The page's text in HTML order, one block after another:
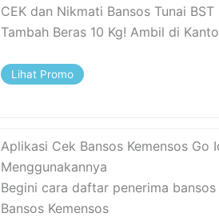
CEK dan Nikmati Bansos Tunai
Tambah Beras 10 Kg! Ambil di
Lihat Promo
Aplikasi Cek Bansos Kemensos Go
Menggunakannya
Begini cara daftar penerima
Bansos Kemensos